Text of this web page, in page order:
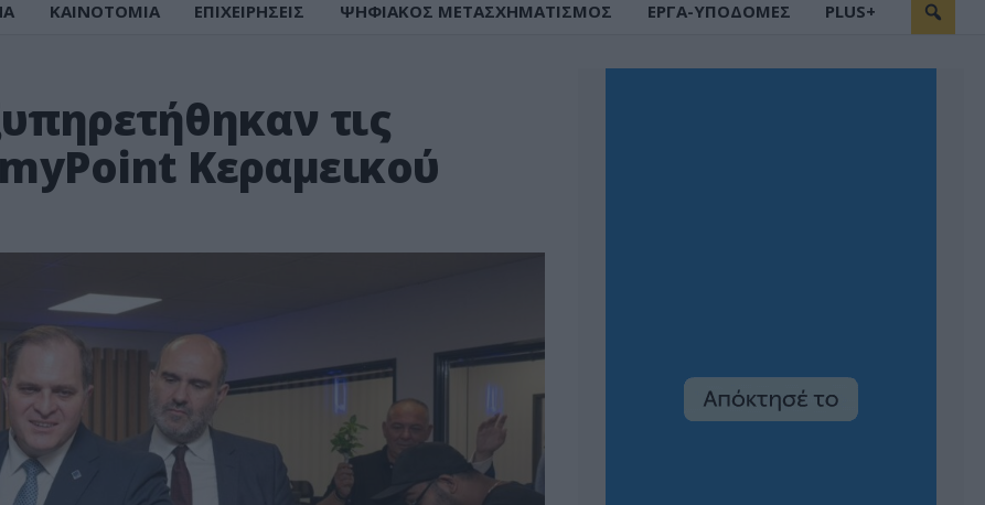
ΚΑΙΝΟΤΟΜΙΑ ΕΠΙΧΕΙΡΗΣΕΙΣ ΨΗΦΙΑΚΟΣ ΜΕΤΑΣΧΗΜΑΤΙΣΜΟΣ ΕΡΓΑ-ΥΠΟΔΟΜΕΣ PLUS+
τις
Κεραμεικού